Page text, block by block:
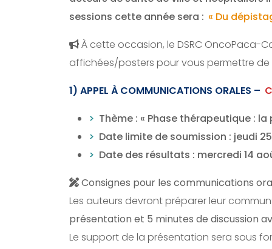
sessions cette année sera : « Du
À cette occasion, le DSRC
affichées/posters pour vous permettre
1) APPEL À COMMUNICATIONS ORALES –
Thème : « Phase thérapeutique :
Date limite de soumission : jeudi
Date des résultats : mercredi 14
Consignes pour les communications
Les auteurs devront préparer leur
présentation et 5 minutes de discussion
Le support de la présentation sera sous